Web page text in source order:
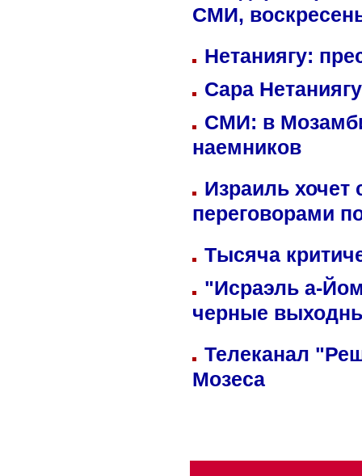
СМИ,
Нетаниягу:
Сара
СМИ: в
наемников
Израиль хочет
переговорами
Тысяча
"Исраэль а-
черные
Телеканал
Мозеса